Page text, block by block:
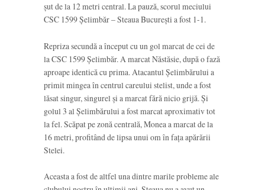
șut de la 12 metri central. La pauză, scorul meciului
CSC 1599 Șelimbăr – Steaua București a fost 1-1.
Repriza secundă a început cu un gol marcat de cei de
la CSC 1599 Șelimbăr. A marcat Năstăsie, după o fază
aproape identică cu prima. Atacantul Șelimbărului a
primit mingea în centrul careului stelist, unde a fost
lăsat singur, singurel și a marcat fără nicio grijă. Și
golul 3 al Șelimbărului a fost marcat aproximativ tot
la fel. Scăpat pe zonă centrală, Monea a marcat de la
16 metri, profitând de lipsa unui om în fața apărării
Stelei.
Aceasta a fost de altfel una dintre marile probleme ale